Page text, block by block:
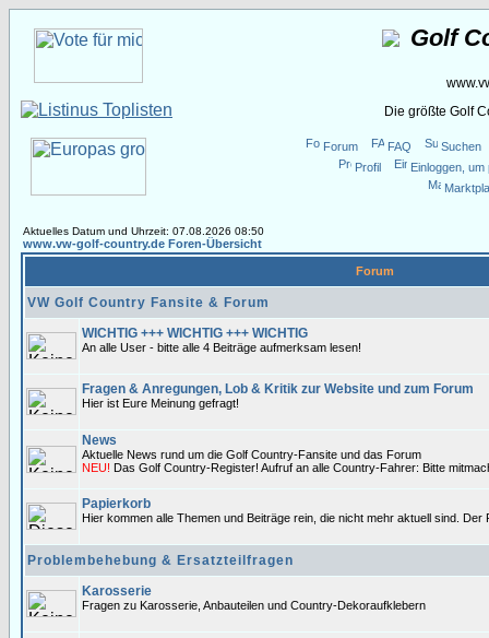
Golf
Die größte Golf
Forum FAQ
Suchen
Profil
Einloggen,
Aktuelles Datum und Uhrzeit: 07.08.2026 08:50
www.vw-golf-country.de Foren-Übersicht
Forum
VW Golf Country Fansite & Forum
WICHTIG +++ WICHTIG +++ WICHTIG
An alle User - bitte alle 4 Beiträge aufmerksam lesen!
Fragen & Anregungen, Lob & Kritik zur Website und zum Forum
Hier ist Eure Meinung gefragt!
News
Aktuelle News rund um die Golf Country-Fansite und das Forum
NEU! Das Golf Country-Register! Aufruf an alle Country-Fahrer: Bitte
Papierkorb
Hier kommen alle Themen und Beiträge rein, die nicht mehr aktuell sind.
Problembehebung & Ersatzteilfragen
Karosserie
Fragen zu Karosserie, Anbauteilen und Country-Dekoraufklebern